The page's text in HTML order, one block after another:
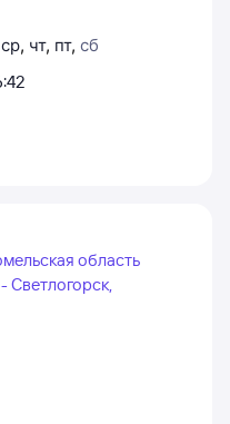
ср, чт, пт, сб
область
Светлогорск,